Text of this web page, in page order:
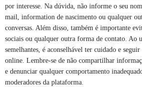
por interesse. Na dúvida, não informe o seu
mail, information de nascimento ou qualquer
conversas. Além disso, também é importante
sociais ou qualquer outra forma de contato. Ao
semelhantes, é aconselhável ter cuidado e
online. Lembre-se de não compartilhar
e denunciar qualquer comportamento
moderadores da plataforma.